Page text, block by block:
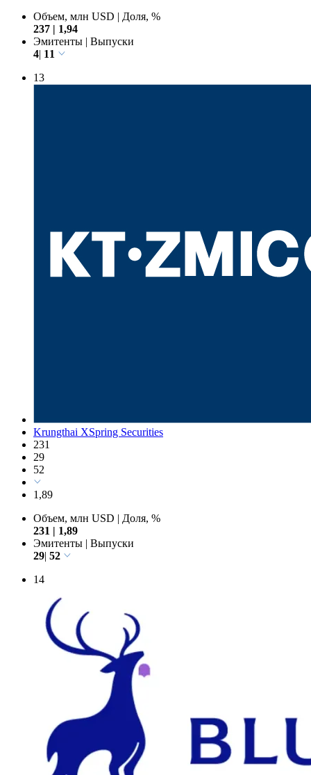
Объем, млн USD | Доля, %
237 | 1,94
Эмитенты | Выпуски
4| 11
13
Krungthai XSpring Securities
231
29
52
1,89
Объем, млн USD | Доля, %
231 | 1,89
Эмитенты | Выпуски
29| 52
14